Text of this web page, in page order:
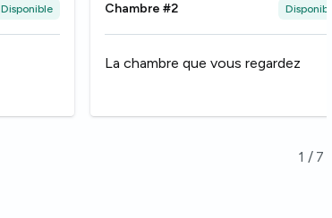
Disponible Chambre #2 Disponible
La chambre que vous regardez
1 / 7